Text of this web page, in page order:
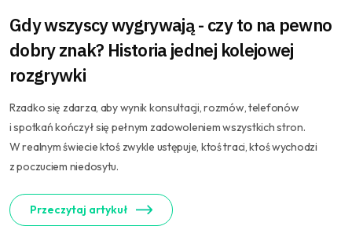
Gdy wszyscy wygrywają - czy to na pewno
dobry znak? Historia jednej kolejowej
rozgrywki
Rzadko się zdarza, aby wynik konsultacji, rozmów, telefonów
i spotkań kończył się pełnym zadowoleniem wszystkich stron.
W realnym świecie ktoś zwykle ustępuje, ktoś traci, ktoś wychodzi
z poczuciem niedosytu.
Przeczytaj artykuł